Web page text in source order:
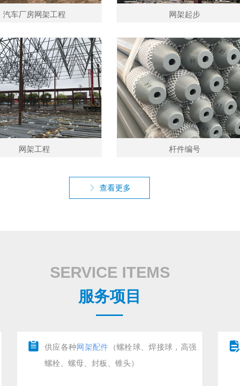
汽车厂房网架工程 网架起步
网架工程 杆件编号
ꁕ 查看更多
SERVICE ITEMS
服务项目
뀳 供应各种网架配件 （螺栓球、焊接球，高强
螺栓、螺母、封板、锥头）
넖